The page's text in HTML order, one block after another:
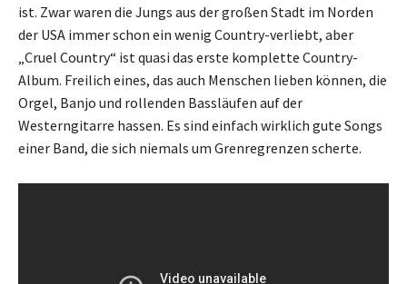
ist. Zwar waren die Jungs aus der großen Stadt im Norden
der USA immer schon ein wenig Country-verliebt, aber
„Cruel Country“ ist quasi das erste komplette Country-
Album. Freilich eines, das auch Menschen lieben können, die
Orgel, Banjo und rollenden Bassläufen auf der
Westerngitarre hassen. Es sind einfach wirklich gute Songs
einer Band, die sich niemals um Grenregrenzen scherte.